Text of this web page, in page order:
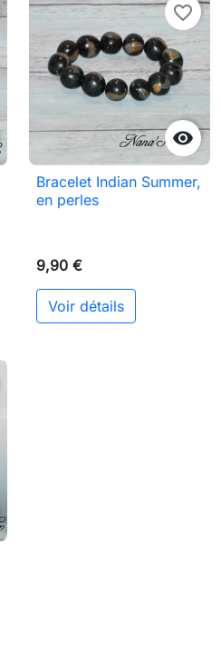

favorite_border
Bracelet Indian Summer,
en perles
9,90 €
Voir détails